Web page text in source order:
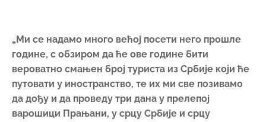
„Ми се надамо много већој посети него прошле
године, с обзиром да ће ове године бити
вероватно смањен број туриста из Србије који ће
путовати у иностранство, те их ми све позивамо
да дођу и да проведу три дана у прелепој
варошици Прањани, у срцу Србије и срцу